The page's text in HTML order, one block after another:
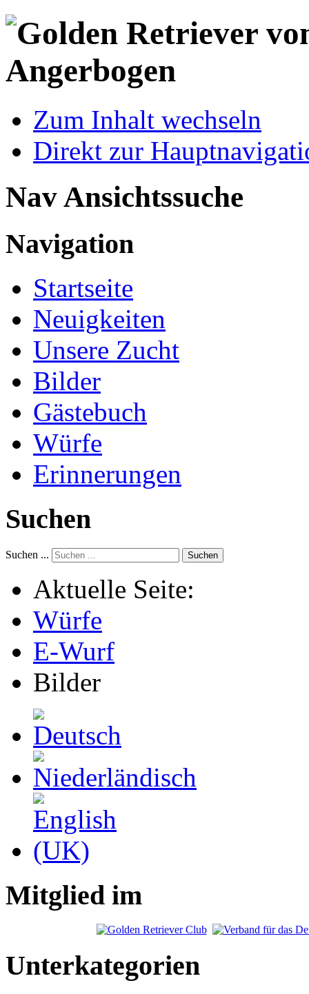
Zum Inhalt wechseln
Direkt zur
Nav Ansichtssuche
Navigation
Startseite
Neuigkeiten
Unsere Zucht
Bilder
Gästebuch
Würfe
Erinnerungen
Suchen
Suchen ... Suchen
Aktuelle Seite:
Würfe
E-Wurf
Bilder
Mitglied im
Unterkategorien